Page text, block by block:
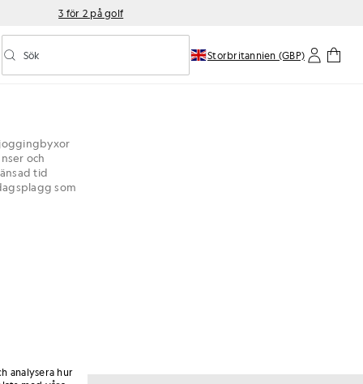
3 för 2 på golf
Aktivera/inaktivera prediktiv sökning
Sök Storbritannien (GBP)
och
tid
som
analysera hur